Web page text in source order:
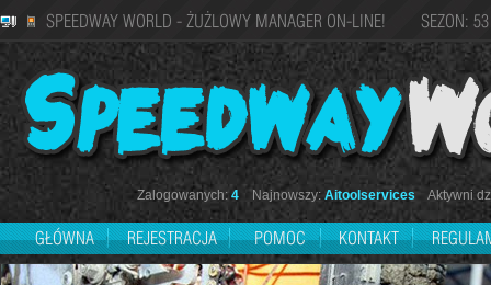
SPEEDWAY WORLD - ŻUŻLOWY MANAGER ON-LINE! SEZON: 53
Zalogowanych: 4Najnowszy: AitoolservicesAktywni
GŁÓWNA REJESTRACJA POMOC KONTAKT